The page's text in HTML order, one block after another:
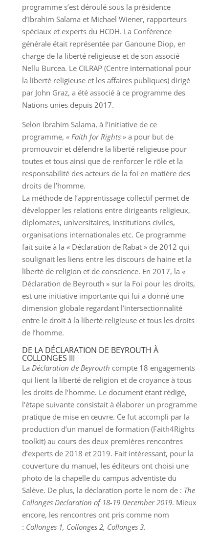
programme s’est déroulé sous la présidence
d’Ibrahim Salama et Michael Wiener, rapporteurs
spéciaux et experts du HCDH. La Conférence
générale était représentée par Ganoune Diop, en
charge de la liberté religieuse et de son associé
Nellu Burcea. Le CILRAP (Centre international pour
la liberté religieuse et les affaires publiques) dirigé
par John Graz, a été associé à ce programme des
Nations unies depuis 2017.
Selon Ibrahim Salama, à l’initiative de ce
programme, « Faith for Rights »a pour but de
promouvoir et défendre la liberté religieuse pour
toutes et tous ainsi que de renforcer le rôle et la
responsabilité des acteurs de la foi en matière des
droits de l’homme.
La méthode de l’apprentissage collectif permet de
développer les relations entre dirigeants religieux,
diplomates, universitaires, institutions civiles,
organisations internationales etc. Ce programme
fait suite à la « Déclaration de Rabat » de 2012 qui
soulignait les liens entre les discours de haine et la
liberté de religion et de conscience. En 2017, la «
Déclaration de Beyrouth » sur la Foi pour les droits,
est une initiative importante qui lui a donné une
dimension globale regardant l’intersectionnalité
entre le droit à la liberté religieuse et tous les droits
de l’homme.
DE LA DÉCLARATION DE BEYROUTH À
COLLONGES III
La Déclaration de Beyrouth compte 18 engagements
qui lient la liberté de religion et de croyance à tous
les droits de l’homme. Le document étant rédigé,
l’étape suivante consistait à élaborer un programme
pratique de mise en œuvre. Ce fut accompli par la
production d’un manuel de formation (Faith4Rights
toolkit) au cours des deux premières rencontres
d’experts de 2018 et 2019. Fait intéressant, pour la
couverture du manuel, les éditeurs ont choisi une
photo de la chapelle du campus adventiste du
Salève. De plus, la déclaration porte le nom de : The
Collonges Declaration of 18-19 December 2019. Mieux
encore, les rencontres ont pris comme nom
: Collonges 1, Collonges 2, Collonges 3.